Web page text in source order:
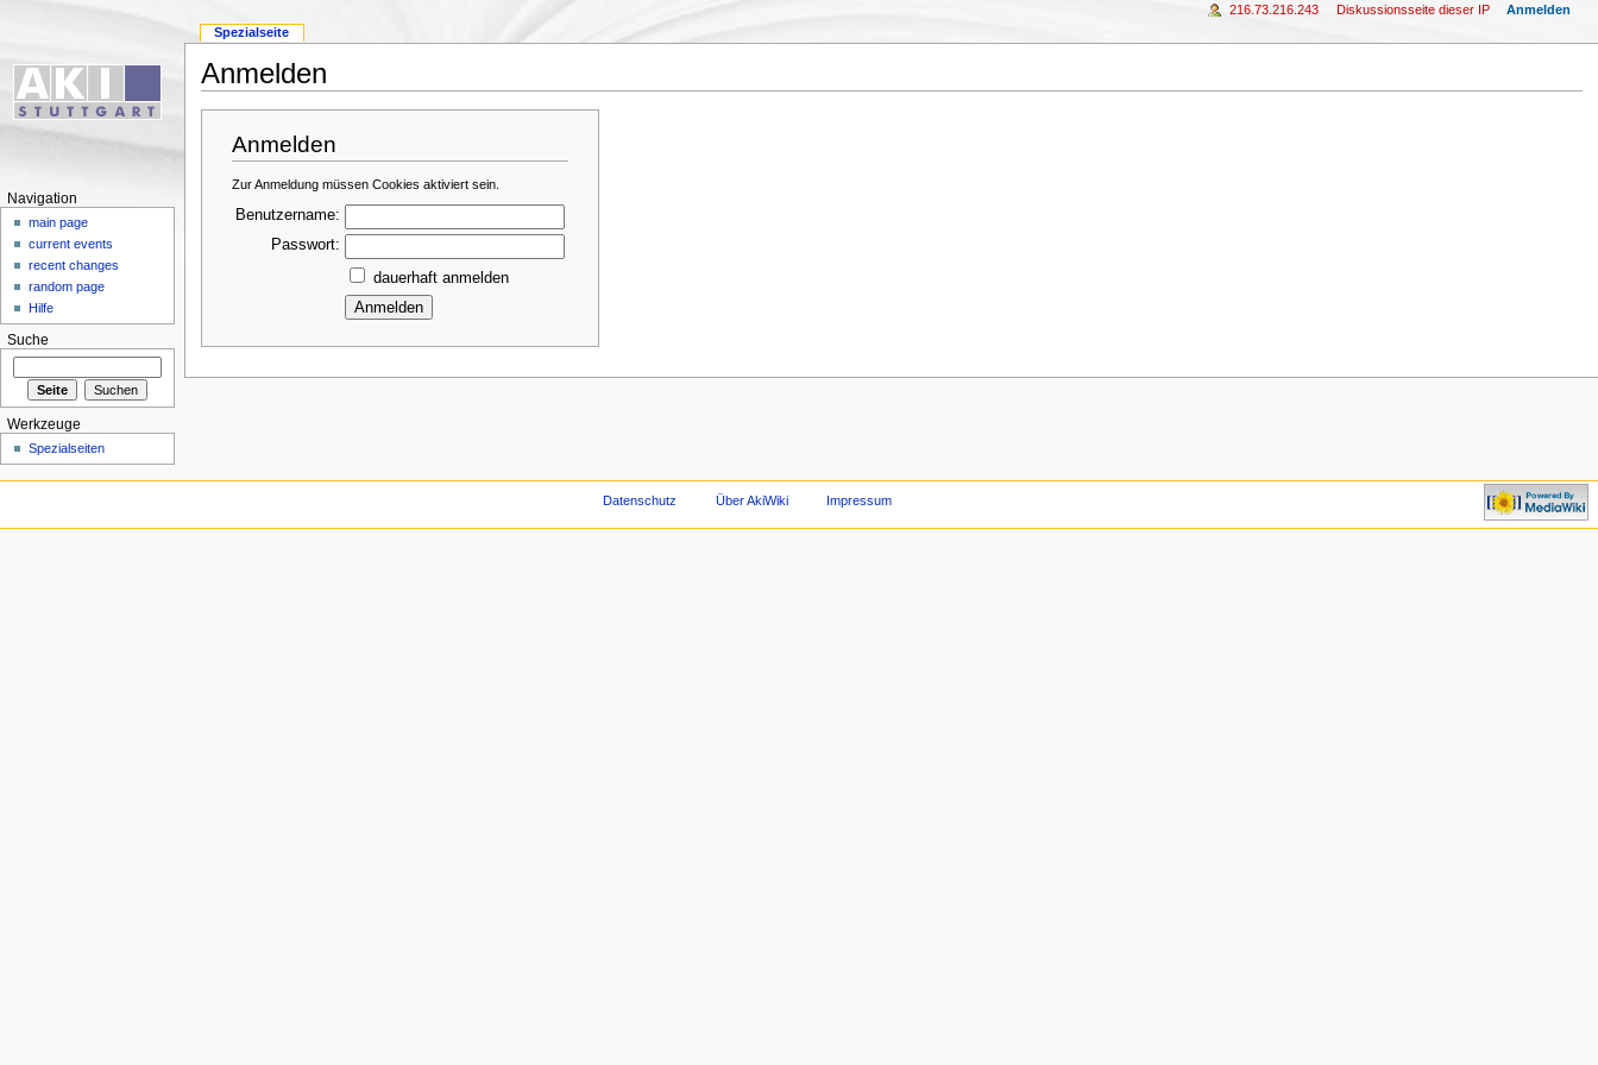
Anmelden
Anmelden
Zur Anmeldung müssen Cookies aktiviert sein.
Benutzername:
Passwort:
dauerhaft anmelden
Spezialseite
216.73.216.243 Diskussionsseite dieser IP Anmelden
Navigation
main page
current events
recent changes
random page
Hilfe
Suche
Werkzeuge
Spezialseiten
Datenschutz Über AkiWiki Impressum